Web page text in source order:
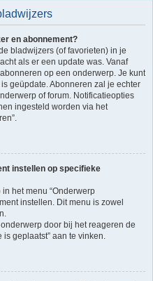
en abonnement?
bladwijzers (of favorieten) in je
als er een update was. Vanaf
op een onderwerp. Je kunt
geüpdate. Abonneren zal je echter
of forum. Notificatieopties
ingesteld worden via het
instellen op specifieke
het menu “Onderwerp
instellen. Dit menu is zowel
door bij het reageren de
geplaatst” aan te vinken.